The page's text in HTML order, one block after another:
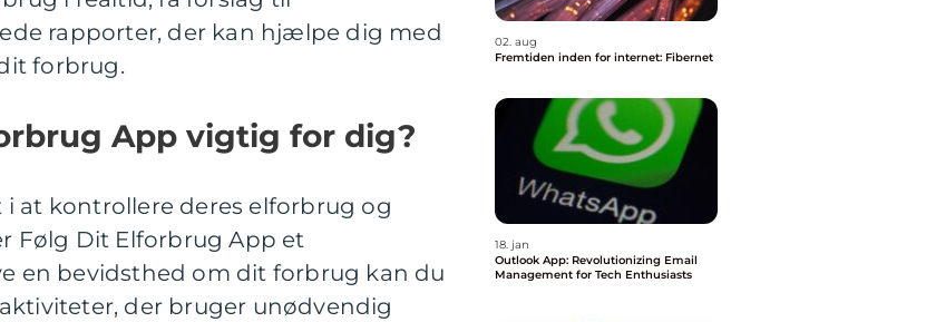
rapporter, der kan hjælpe dig med
forbrug.
App vigtig for dig?
i at kontrollere deres elforbrug og
Følg Dit Elforbrug App et
en bevidsthed om dit forbrug kan du
der bruger unødvendig
02. aug
Fremtiden inden for internet: Fibernet
18. jan
Outlook App: Revolutionizing Email
Management for Tech Enthusiasts